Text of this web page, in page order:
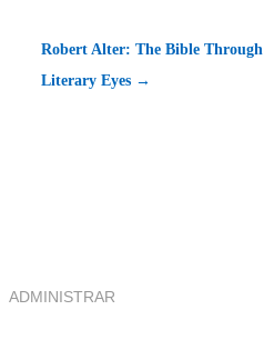
Robert Alter: The Bible Through
Literary Eyes →
ADMINISTRAR